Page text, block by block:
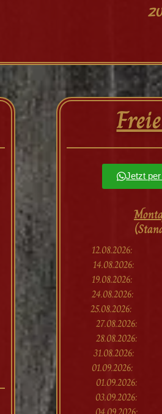
Jetzt
27.08.2026:
28.08.2026:
01.09.2026:
03.09.2026: